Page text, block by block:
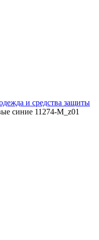
и средства защиты
синие 11274-M_z01